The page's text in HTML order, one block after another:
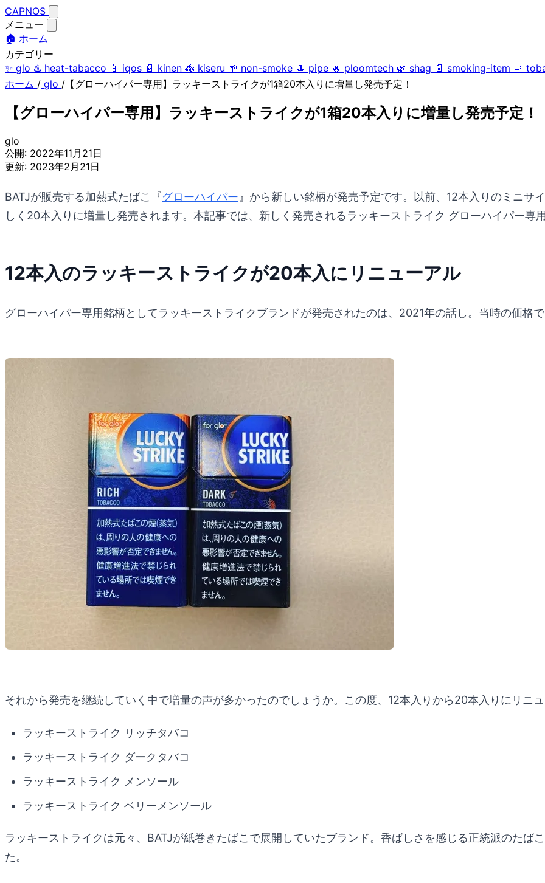
CAPNOS
メニュー
🏠 ホーム
カテゴリー
✨ glo ♨️ heat-tabacco 📱 iqos 📄 kinen 🎋 kiseru 🌱 non-smoke 🎩 pipe 🔥 ploomtech 🌿 shag 📄 smoking-item 🚬
ホーム / glo / 【グローハイパー専用】ラッキーストライクが1箱20本入りに増量し発売予定！
【グローハイパー専用】ラッキーストライクが1箱20本入りに増量し発売予定！
glo
公開: 2022年11月21日
更新: 2023年2月21日
BATJが販売する加熱式たばこ『グローハイパー』から新しい銘柄が発売予定です。以前、12本入りのミニサ
しく20本入りに増量し発売されます。本記事では、新しく発売されるラッキーストライク グローハイパー専
12本入のラッキーストライクが20本入にリニューアル
グローハイパー専用銘柄としてラッキーストライクブランドが発売されたのは、2021年の話し。当時の価格
それから発売を継続していく中で増量の声が多かったのでしょうか。この度、12本入りから20本入りにリニュ
ラッキーストライク リッチタバコ
ラッキーストライク ダークタバコ
ラッキーストライク メンソール
ラッキーストライク ベリーメンソール
ラッキーストライクは元々、BATJが紙巻きたばこで展開していたブランド。香ばしさを感じる正統派のたば
た。